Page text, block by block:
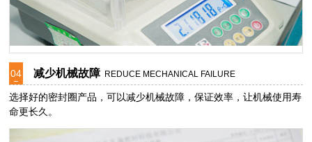
04 减少机械故障 REDUCE MECHANICAL FAILURE
选择好的密封圈产品，可以减少机械故障，保证效率，让机械使用寿
命更长久。